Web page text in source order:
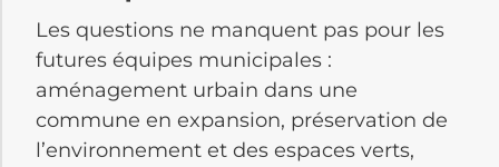
Les questions ne manquent pas pour les
futures équipes municipales :
aménagement urbain dans une
commune en expansion, préservation de
l’environnement et des espaces verts,